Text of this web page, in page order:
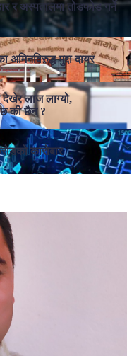
र अस्पतालमा तोडफोड गर्ने
मुद्दा दायर
लाज लाग्यो,
छ की छैन ?
कारोबार